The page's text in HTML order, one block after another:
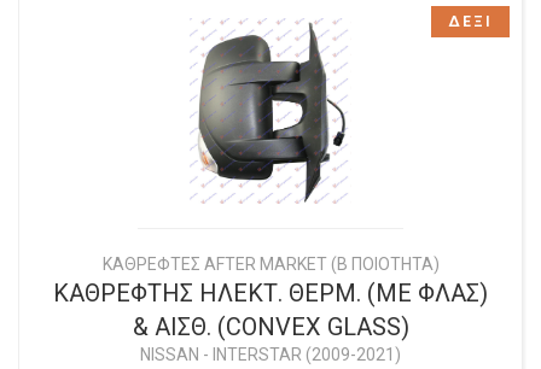
ΚΑΘΡΕΦΤΕΣ AFTER MARKET (Β ΠΟΙΟΤΗΤΑ)
ΚΑΘΡΕΦΤΗΣ ΗΛΕΚΤ. ΘΕΡΜ. (ΜΕ ΦΛΑΣ)
& ΑΙΣΘ. (CONVEX GLASS)
NISSAN - INTERSTAR (2009-2021)
ΔΕΞΙ